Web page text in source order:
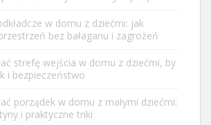
w domu z dziećmi: jak
bez bałaganu i zagrożeń
strefę wejścia w domu z dziećmi, by
i bezpieczeństwo
porządek w domu z małymi dziećmi:
i praktyczne triki